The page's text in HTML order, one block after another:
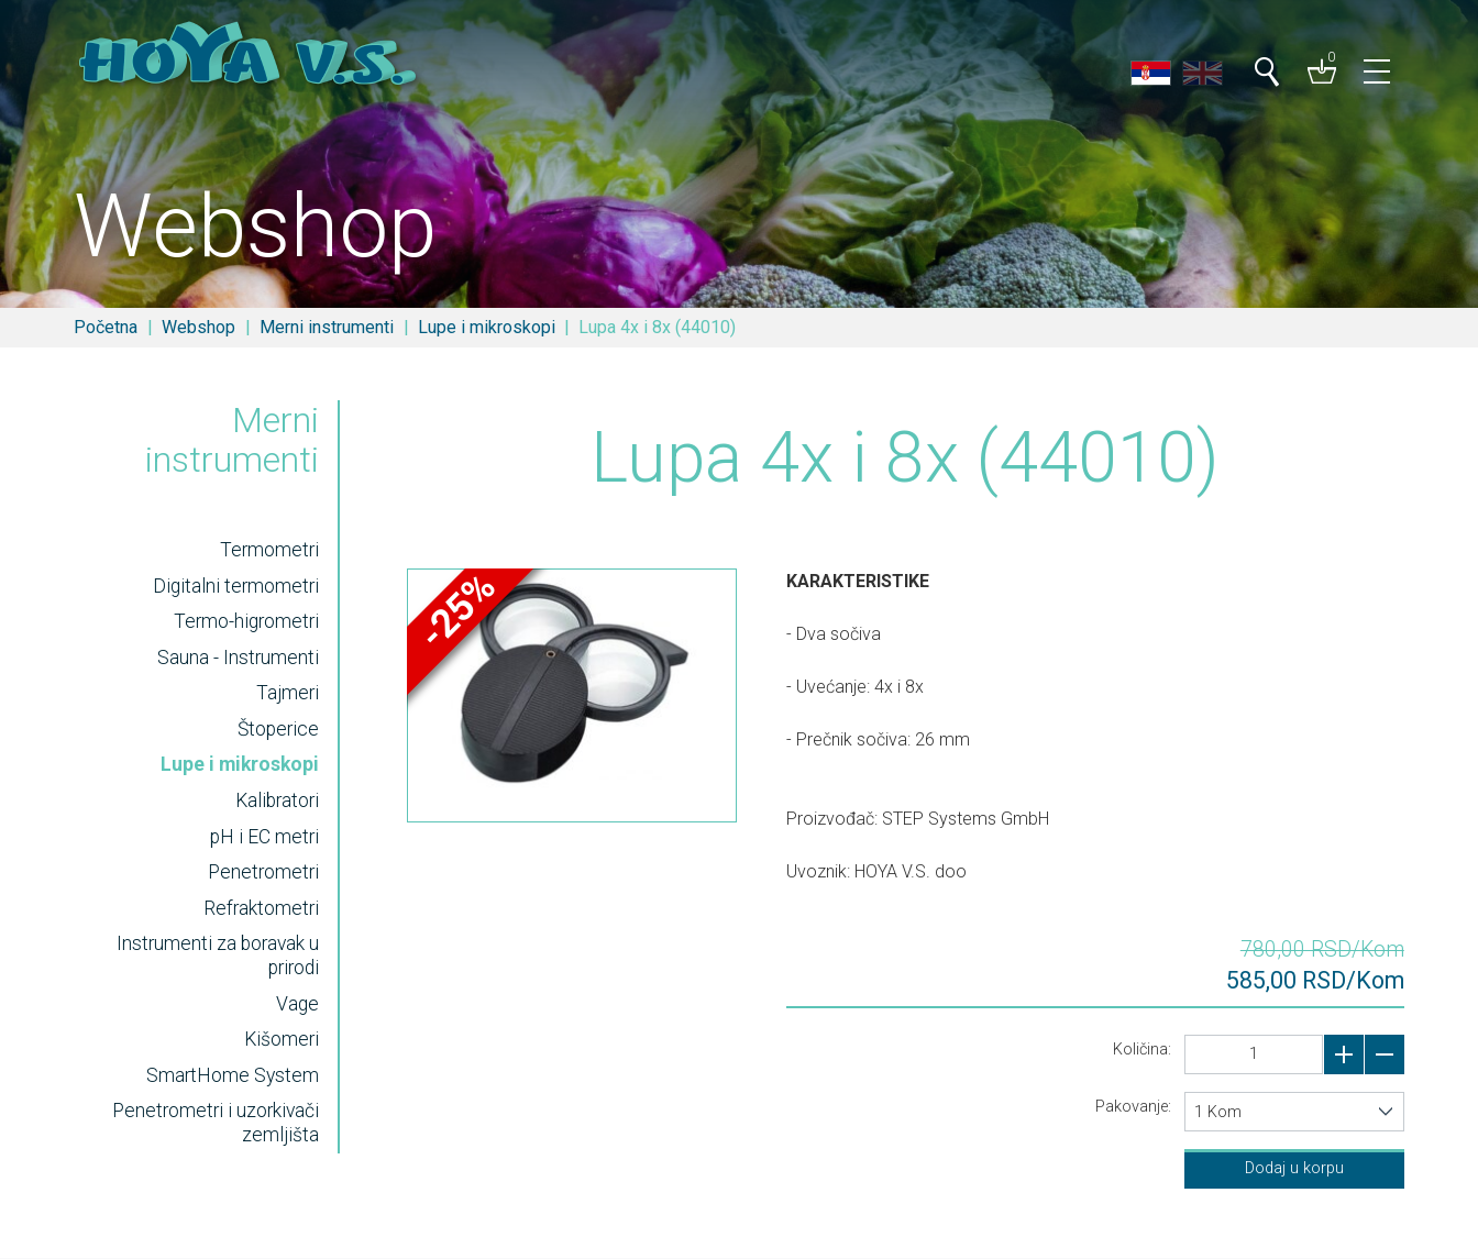
0
Pretraga
Webshop
Početna Webshop Merni instrumenti Lupe i mikroskopi Lupa 4x i 8x (44010)
Lupa 4x i 8x (44010)
-25% KARAKTERISTIKE
- Dva sočiva
- Uvećanje: 4x i 8x
- Prečnik sočiva: 26 mm
Proizvođač: STEP Systems GmbH
Uvoznik: HOYA V.S. doo
780,00 RSD/Kom
585,00 RSD/Kom
Količina:
Pakovanje: 1 Kom
Dodaj u korpu
Merni
instrumenti
Termometri
Digitalni termometri
Termo-higrometri
Sauna - Instrumenti
Tajmeri
Štoperice
Lupe i mikroskopi
Kalibratori
pH i EC metri
Penetrometri
Refraktometri
Instrumenti za boravak u
prirodi
Vage
Kišomeri
SmartHome System
Penetrometri i uzorkivači
zemljišta